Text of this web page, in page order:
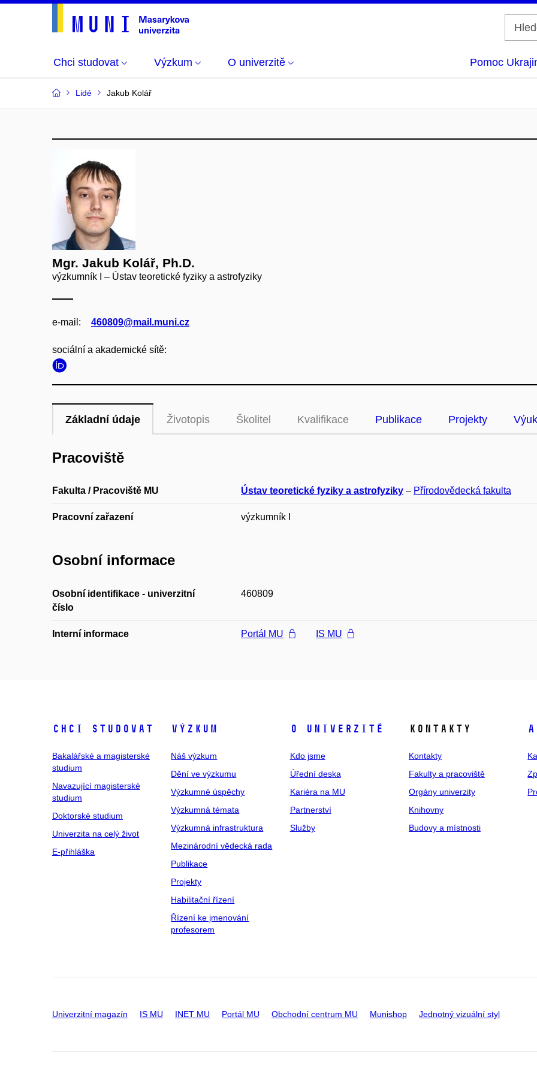
Chci studovat Výzkum O univerzitě Pomoc
Lidé Jakub Kolář
Mgr. Jakub Kolář, Ph.D.
výzkumník I – Ústav teoretické fyziky a astrofyziky
e‑mail: 460809@mail.muni.cz
sociální a akademické sítě:
Základní údaje Životopis Školitel Kvalifikace Publikace Projekty
Pracoviště
Fakulta / Pracoviště MU Ústav teoretické fyziky a astrofyziky – Přírodovědecká fakulta
Pracovní zařazení výzkumník I
Osobní informace
Osobní identifikace - univerzitní
číslo
460809
Interní informace Portál MU IS MU
Chci studovat
Bakalářské a magisterské
studium
Navazující magisterské
studium
Doktorské studium
Univerzita na celý život
E-přihláška
Výzkum
Náš výzkum
Dění ve výzkumu
Výzkumné úspěchy
Výzkumná témata
Výzkumná infrastruktura
Mezinárodní vědecká rada
Publikace
Projekty
Habilitační řízení
Řízení ke jmenování
profesorem
O univerzitě
Kdo jsme
Úřední deska
Kariéra na MU
Partnerství
Služby
Kontakty
Kontakty
Fakulty a pracoviště
Orgány univerzity
Knihovny
Budovy a místnosti
Univerzitní magazín IS MU INET MU Portál MU Obchodní centrum MU Munishop Jednotný vizuální styl